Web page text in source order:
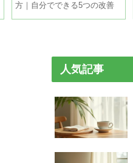
方｜自分でできる5つの改善
策
人気記事